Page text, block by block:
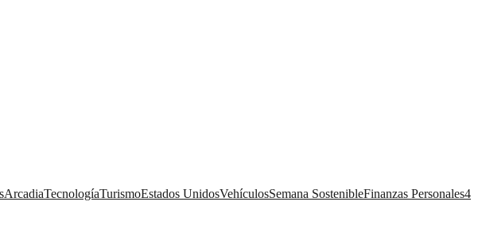
ArcadiaTecnologíaTurismoEstados UnidosVehículosSemana SostenibleFinanzas Personales4